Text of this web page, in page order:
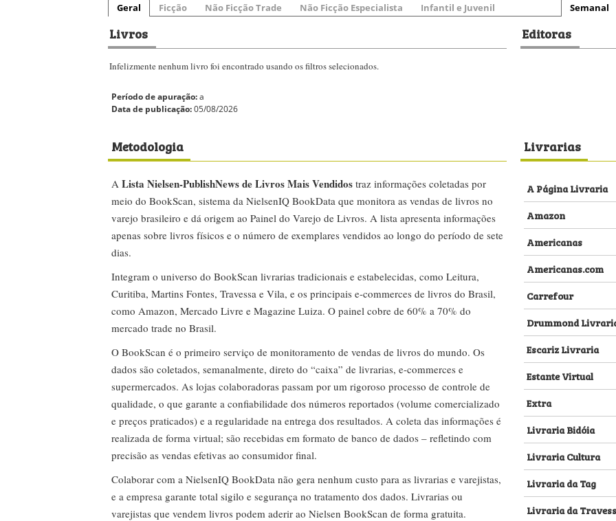
Geral Ficção Não Ficção Trade Não Ficção Especialista Infantil e Juvenil Semanal
Livros
Infelizmente nenhum livro foi encontrado usando os filtros selecionados.
Período de apuração:a
Data de publicação:05/08/2026
Editoras
Metodologia
A Lista Nielsen-PublishNews de Livros Mais Vendidos traz informações coletadas por
meio do BookScan, sistema da NielsenIQ BookData que monitora as vendas de livros no
varejo brasileiro e dá origem ao Painel do Varejo de Livros. A lista apresenta informações
apenas sobre livros físicos e o número de exemplares vendidos ao longo do período de sete
dias.
Integram o universo do BookScan livrarias tradicionais e estabelecidas, como Leitura,
Curitiba, Martins Fontes, Travessa e Vila, e os principais e-commerces de livros do Brasil,
como Amazon, Mercado Livre e Magazine Luiza. O painel cobre de 60% a 70% do
mercado trade no Brasil.
O BookScan é o primeiro serviço de monitoramento de vendas de livros do mundo. Os
dados são coletados, semanalmente, direto do “caixa” de livrarias, e-commerces e
supermercados. As lojas colaboradoras passam por um rigoroso processo de controle de
qualidade, o que garante a confiabilidade dos números reportados (volume comercializado
e preços praticados) e a regularidade na entrega dos resultados. A coleta das informações é
realizada de forma virtual; são recebidas em formato de banco de dados – refletindo com
precisão as vendas efetivas ao consumidor final.
Colaborar com a NielsenIQ BookData não gera nenhum custo para as livrarias e varejistas,
e a empresa garante total sigilo e segurança no tratamento dos dados. Livrarias ou
varejistas que vendem livros podem aderir ao Nielsen BookScan de forma gratuita.
Livrarias
A Página Livraria
Amazon
Americanas
Americanas.com
Carrefour
Drummond
Escariz Livraria
Estante Virtual
Extra
Livraria Bidóia
Livraria Cultura
Livraria da Tag
Livraria da